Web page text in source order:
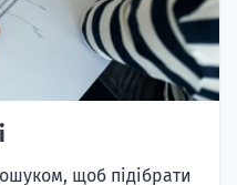
щоб підібрати